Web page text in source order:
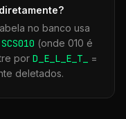
no banco usa
SCS010 (onde 010 é
por D_E_L_E_T_
=
deletados.